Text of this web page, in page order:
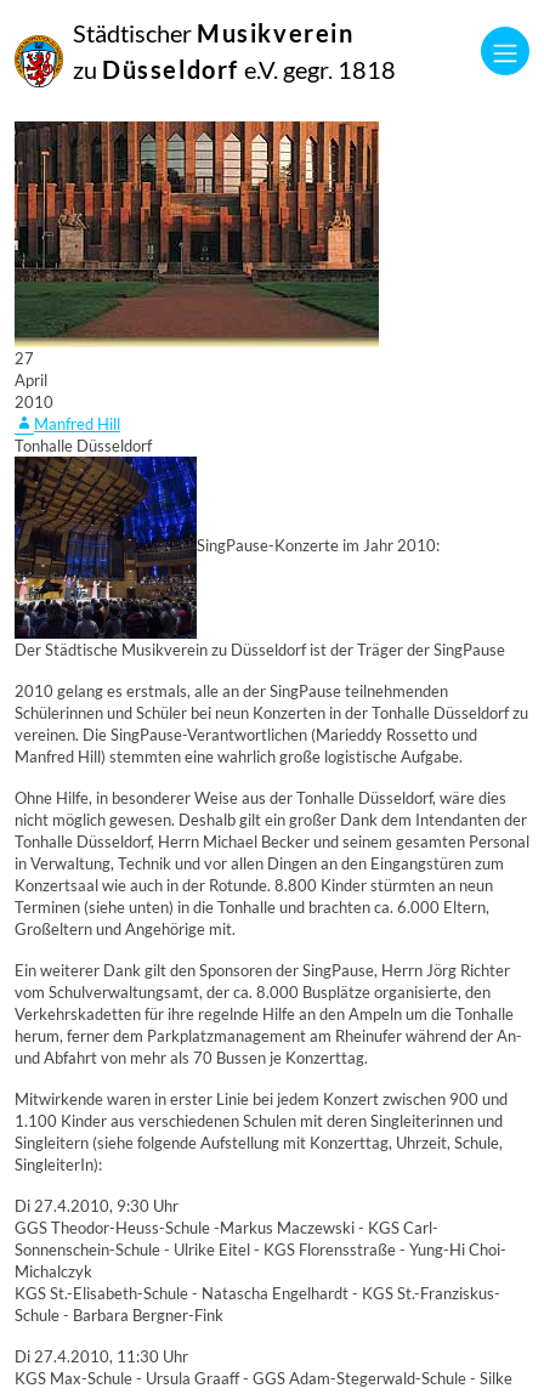
Städtischer Musikverein
zu Düsseldorf e.V. gegr. 1818
27
April
2010
Manfred Hill
Tonhalle Düsseldorf
SingPause-Konzerte im Jahr 2010:
Der Städtische Musikverein zu Düsseldorf ist der Träger der SingPause
2010 gelang es erstmals, alle an der SingPause teilnehmenden
Schülerinnen und Schüler bei neun Konzerten in der Tonhalle Düsseldorf zu
vereinen. Die SingPause-Verantwortlichen (Marieddy Rossetto und
Manfred Hill) stemmten eine wahrlich große logistische Aufgabe.
Ohne Hilfe, in besonderer Weise aus der Tonhalle Düsseldorf, wäre dies
nicht möglich gewesen. Deshalb gilt ein großer Dank dem Intendanten der
Tonhalle Düsseldorf, Herrn Michael Becker und seinem gesamten Personal
in Verwaltung, Technik und vor allen Dingen an den Eingangstüren zum
Konzertsaal wie auch in der Rotunde. 8.800 Kinder stürmten an neun
Terminen (siehe unten) in die Tonhalle und brachten ca. 6.000 Eltern,
Großeltern und Angehörige mit.
Ein weiterer Dank gilt den Sponsoren der SingPause, Herrn Jörg Richter
vom Schulverwaltungsamt, der ca. 8.000 Busplätze organisierte, den
Verkehrskadetten für ihre regelnde Hilfe an den Ampeln um die Tonhalle
herum, ferner dem Parkplatzmanagement am Rheinufer während der An-
und Abfahrt von mehr als 70 Bussen je Konzerttag.
Mitwirkende waren in erster Linie bei jedem Konzert zwischen 900 und
1.100 Kinder aus verschiedenen Schulen mit deren Singleiterinnen und
Singleitern (siehe folgende Aufstellung mit Konzerttag, Uhrzeit, Schule,
SingleiterIn):
Di 27.4.2010, 9:30 Uhr
GGS Theodor-Heuss-Schule -Markus Maczewski - KGS Carl-
Sonnenschein-Schule - Ulrike Eitel - KGS Florensstraße - Yung-Hi Choi-
Michalczyk
KGS St.-Elisabeth-Schule - Natascha Engelhardt - KGS St.-Franziskus-
Schule - Barbara Bergner-Fink
Di 27.4.2010, 11:30 Uhr
KGS Max-Schule - Ursula Graaff - GGS Adam-Stegerwald-Schule - Silke